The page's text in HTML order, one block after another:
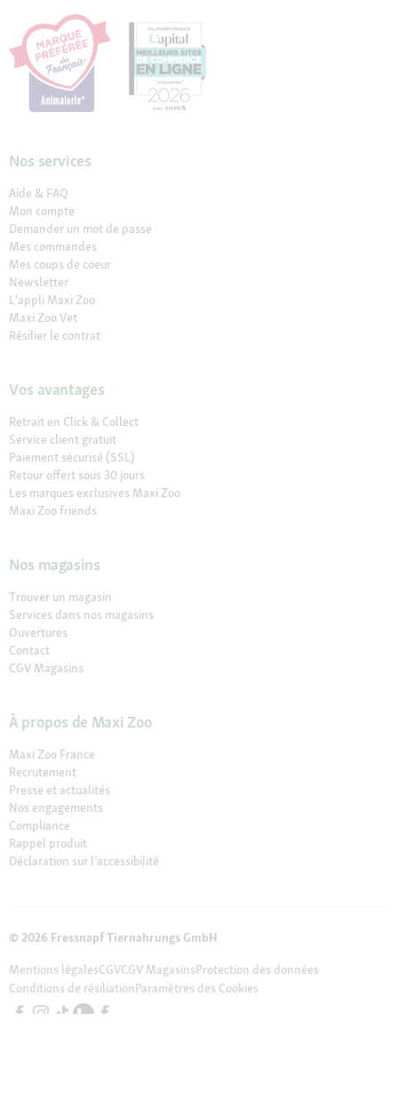
Nos services
Aide & FAQ
Mon compte
Demander un mot de passe
Mes commandes
Mes coups de coeur
Newsletter
L'appli Maxi Zoo
Maxi Zoo Vet
Résilier le contrat
Vos avantages
Retrait en Click & Collect
Service client gratuit
Paiement sécurisé (SSL)
Retour offert sous 30 jours
Les marques exclusives Maxi Zoo
Maxi Zoo friends
Nos magasins
Trouver un magasin
Services dans nos magasins
Ouvertures
Contact
CGV Magasins
À propos de Maxi Zoo
Maxi Zoo France
Recrutement
Presse et actualités
Nos engagements
Compliance
Rappel produit
Déclaration sur l’accessibilité
© 2026 Fressnapf Tiernahrungs GmbH
Mentions légalesCGVCGV MagasinsProtection des données
Conditions de résiliationParamètres des Cookies